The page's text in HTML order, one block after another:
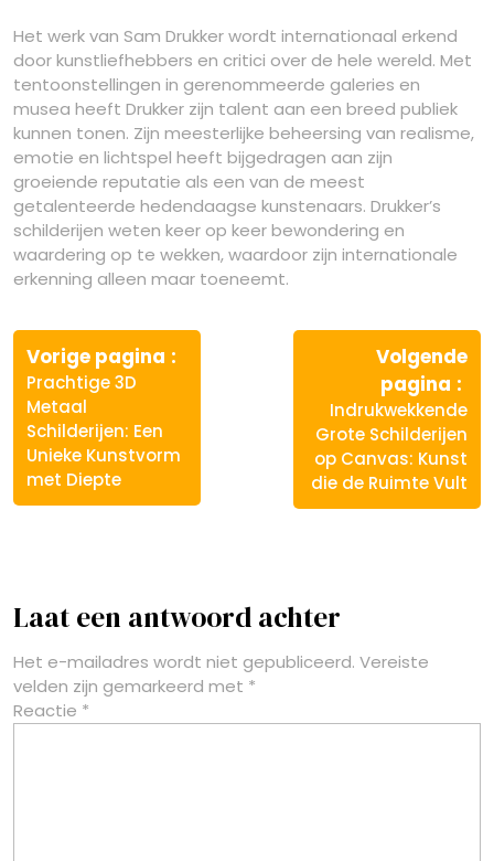
Het werk van Sam Drukker wordt internationaal erkend
door kunstliefhebbers en critici over de hele wereld. Met
tentoonstellingen in gerenommeerde galeries en
musea heeft Drukker zijn talent aan een breed publiek
kunnen tonen. Zijn meesterlijke beheersing van realisme,
emotie en lichtspel heeft bijgedragen aan zijn
groeiende reputatie als een van de meest
getalenteerde hedendaagse kunstenaars. Drukker’s
schilderijen weten keer op keer bewondering en
waardering op te wekken, waardoor zijn internationale
erkenning alleen maar toeneemt.
Berichtnavigatie
Vorige pagina
Prachtige 3D
Metaal
Schilderijen: Een
Unieke Kunstvorm
met Diepte
Volgende
pagina
Indrukwekkende
Grote Schilderijen
op Canvas: Kunst
die de Ruimte Vult
Laat een antwoord achter
Het e-mailadres wordt niet gepubliceerd. Vereiste
velden zijn gemarkeerd met *
Reactie *